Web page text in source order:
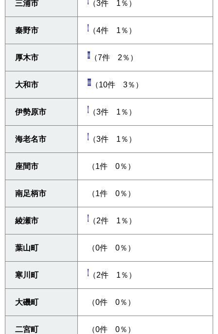
三浦市 （3件 1％）
秦野市 （4件 1％）
厚木市 （7件 2％）
大和市 （10件 3％）
伊勢原市 （3件 1％）
海老名市 （3件 1％）
座間市 （1件 0％）
南足柄市 （1件 0％）
綾瀬市 （2件 1％）
葉山町 （0件 0％）
寒川町 （2件 1％）
大磯町 （0件 0％）
二宮町 （0件 0％）